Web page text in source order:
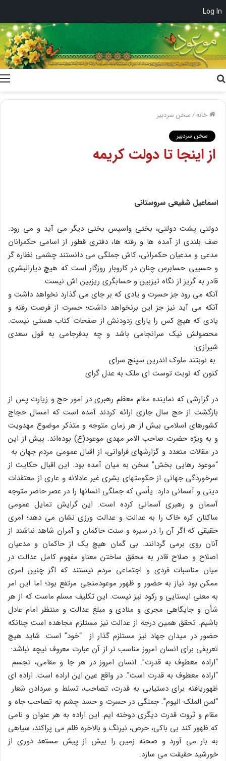
Log In
خانه/سخن سردبیر
سخن سردبیر
از اینجا تا دولت کریمه
اسماعیل شفیعی سروستانی
دولتى پشت دولتى، بختى واسپس بختى دیگر مى آید و مى رود.
صف بلندى از آمده ها و رفته ها، دفترى قطور از اسامى حکمرانان
مدعى و مدعیان حکمرانى، کاش جملگى مى دانستند چشمى نظاره گر
و حسیبى حسابرس چنان در کاروبار روزگار است که هیچ دیارالبشرى
قادر به گریز از نگاه تیزبین و حسابگرى ریزبین اش نیست.
آنکه مى رود جز حسرت و یادى که بر جاى مى گذارد نخواهد داشت و
آنکه مى آید نیز جز این برنخواهد داشت؛ حسرت از فرصت رفته و
یادى که هیچ کس را یاراى زدودنش از صفحات کتاب هستى نیست.
محصولش نیک سرانجامى باشد و چه بدفرجامى به قول سعدى
شیرازى:
به نوبتند ملوک اندرین سپنج سراى
کنون که نوبت توست اى ملک به عدل گراى
در گزارشى که نماینده مقام معظم رهبرى در امور حج و زیارت پس از
بازگشت از حج سال جارى ارائه کردند آمده است که امسال حجاج
کشورهاى اسلامى بیش از هر زمان متوجه و متذکر موضوع مهدویت
و به ویژه حضرت صاحب الامر مهدى موعود(ع) بوده‌اند. پیش از این
در مقالات متعدد و گزارشهاى فراوانى، از اقبال عمومى مردم جهان به
“موعود رهایى بخش” سخن به میان آمده بود. این اقبال حکایت از
سرخوردگى جهانى از حکومتهاى بشرى غیر عادلانه و عارى از معتقدات
دینى و آسمانى دارد. یأسى که جملگى انسانها را در عصر حاضر متوجه
آسمان و رهبرى آسمانى کرده است. این گرایش تمایل عمومى
ساکنان کره خاک را به عدالت و عدالت ورزى نشان مى دهد؛ امرى
حقیقى که اگر آن را در سیره و سنت حاکمان و آمران شاهد نباشند از
آنان روى برمى گردانند. بى گمان هیچ یک از حاکمان و مدعیان
اصلاح و صلاح قادر به محقق ساختن معناو مفهوم کامل عدالت در
میان مناسبات فردى و اجتماعى مردم نیستند که اگر چنین امرى
ممکن بود نیاز به حضور و ظهور موعودمنجى مرتفع بود؛ اما این امر
به معنى ایستایى و رکود نیز نیست. این تکلیف مسلم ماست که از هر
شأن و جایگاهى مجرى و منادى و مبلغ عدالت و منتظر امام عادل
باشیم. تحقق همین درجه از عدالت نیز مستلزم مجاهده است چنانکه
حضور در میدان جهاد نیز مستلزم گذار از “خود” است. شاید هیچ
تعریفى براى انسان امروز مناسب تر از آن عبارت معروف نیچه نباشد:
“اراده معطوف به قدرت”. انسان امروز در هر جا و مقامى، تجسم
“اراده معطوف به قدرت است”. در واقع عین این اراده است. اراده اى
ظهوریافته براى دستیابى به قدرت، تصاحب، تسلط و سردادن شعار
“لمن الملک الیوم”. جملگى در حسرت و حسد چشم به تصاحب جاه و
مقام و ثروت قدرت دیگرى دوخته ایم. این اراده به هر عنوان و نامى
که ظهور کند بى باکى، حرص، نیرنگ و بالاخره ظلم مى پراکند، سیاهى
به بار مى آورد و صحنه زمین را بیش از پیش مستعد دورى از
خورشید حقیقت مى سازد.